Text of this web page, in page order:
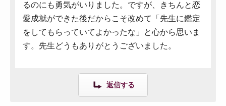
るのにも勇気がいりました。ですが、きちんと恋
愛成就ができた後だからこそ改めて「先生に鑑定
をしてもらっていてよかったな」と心から思いま
す。先生どうもありがとうございました。
返信する